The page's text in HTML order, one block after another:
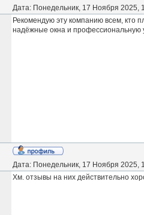
Дата: Понедельник, 17 Ноября
Рекомендую эту компанию всем, кто
надёжные окна и профессиональную
Дата: Понедельник, 17 Ноября
Хм. отзывы на них действительно